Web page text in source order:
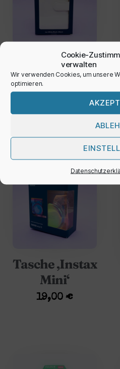
Cookie-
verwalten
Wir verwenden Cookies, um unsere
optimieren.
Album ‚Instax
Mini‘
14,90€
Tasche ‚Instax
Mini‘
19,00€